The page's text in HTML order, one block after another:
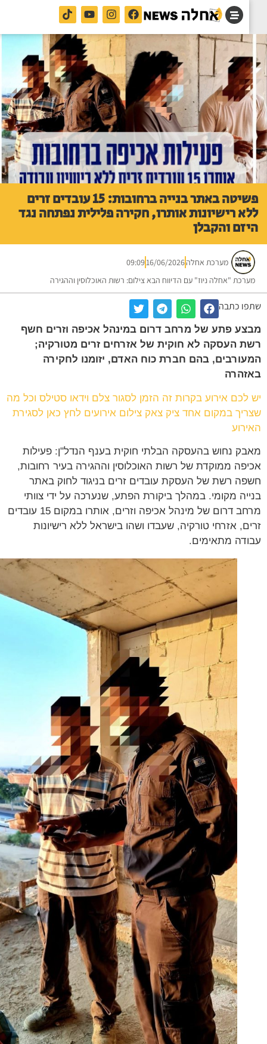
פשיטה באתר בנייה ברחובות: 15 עובדים זרים
רישיונות אותרו, חקירה פלילית נפתחה נגד
והקבלן
מערכת אחלה 16/06/2026
09:09
"אחלה ניוז" עם הדיווח הבא צילום: רשות האוכלוסין וההגירה
כתבה
פתע של מרחב דרום במינהל אכיפה וזרים חשף
העסקה לא חוקית של אזרחים זרים מטורקיה;
בהם חברת כוח האדם, יזומנו לחקירה
אירוע בקרות זה הזמן לסגור צלם וידאו סטילס וכל מה
במקום אחד ציק צאק צילום אירועים לחץ כאן לסגירת
נחוש בהעסקה הבלתי חוקית בענף הנדל"ן: פעילות
ממוקדת של רשות האוכלוסין וההגירה בעיר רחובות,
רשת של העסקת עובדים זרים בניגוד לחוק באתר
מקומי. במהלך ביקורת הפתע, שנערכה על ידי צוותי
מרחב דרום של מינהל אכיפה וזרים, אותרו במקום 15 עובדים
אזרחי טורקיה, שעבדו ושהו בישראל ללא רישיונות
מתאימים.